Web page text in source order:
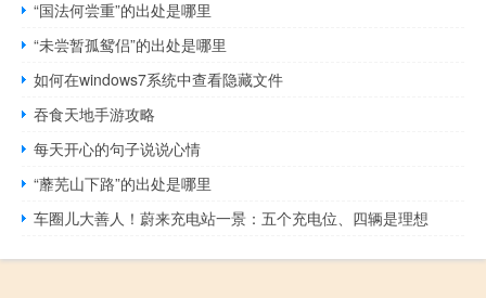
“国法何尝重”的出处是哪里
“未尝暂孤鸳侣”的出处是哪里
如何在windows7系统中查看隐藏文件
吞食天地手游攻略
每天开心的句子说说心情
“蘼芜山下路”的出处是哪里
车圈儿大善人！蔚来充电站一景：五个充电位、四辆是理想